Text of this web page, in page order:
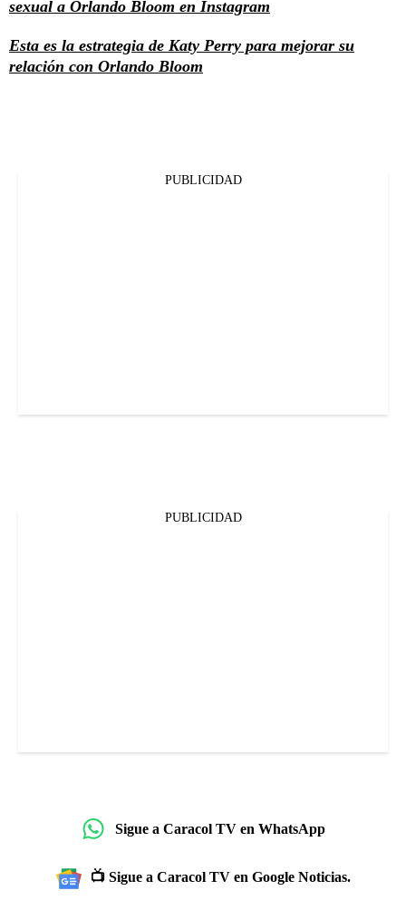
sexual a Orlando Bloom en Instagram
Esta es la estrategia de Katy Perry para mejorar su
relación con Orlando Bloom
PUBLICIDAD
PUBLICIDAD
Sigue a Caracol TV en WhatsApp
📺 Sigue a Caracol TV en Google Noticias.